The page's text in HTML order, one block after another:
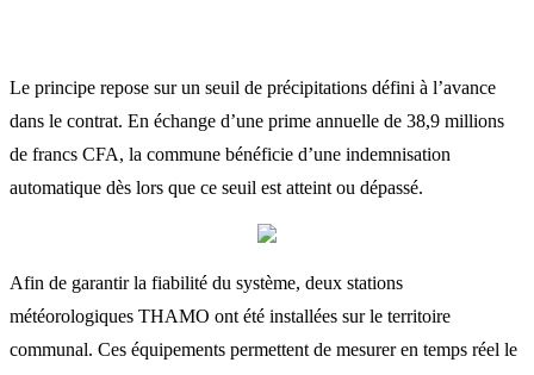
Le principe repose sur un seuil de précipitations défini à l’avance
dans le contrat. En échange d’une prime annuelle de 38,9 millions
de francs CFA, la commune bénéficie d’une indemnisation
automatique dès lors que ce seuil est atteint ou dépassé.
Afin de garantir la fiabilité du système, deux stations
météorologiques THAMO ont été installées sur le territoire
communal. Ces équipements permettent de mesurer en temps réel le